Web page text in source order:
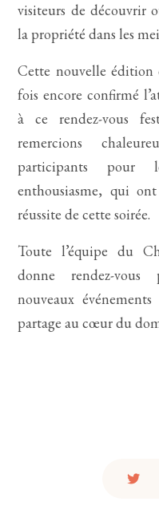
visiteurs de découvrir
la propriété dans les
Cette nouvelle édition
fois encore confirmé
à ce rendez-vous
remercions
participants pour
enthousiasme, qui
réussite de cette soirée.
Toute l’équipe du
donne rendez-
nouveaux
partage au cœur du